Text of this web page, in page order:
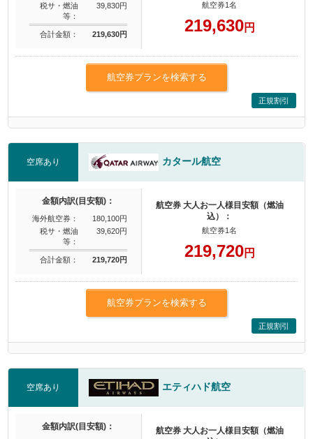
税サ・燃油
等：
39,830円
合計金額： 219,630円
航空券1名
219,630円
航空券プランを検索する
正規割引
空席あり カタール航空
金額内訳(目安額)：
海外航空券：
180,100円
税サ・燃油
等：
39,620円
合計金額： 219,720円
航空券 大人お一人様目安額（燃油
込）：
航空券1名
219,720円
航空券プランを検索する
正規割引
空席あり エティハド航空
金額内訳(目安額)：
航空券 大人お一人様目安額（燃油